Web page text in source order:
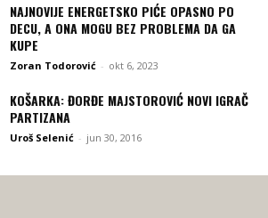
NAJNOVIJE ENERGETSKO PIĆE OPASNO PO
DECU, A ONA MOGU BEZ PROBLEMA DA GA
KUPE
Zoran Todorović - okt 6, 2023
KOŠARKA: ĐORĐE MAJSTOROVIĆ NOVI IGRAČ
PARTIZANA
Uroš Selenić - jun 30, 2016